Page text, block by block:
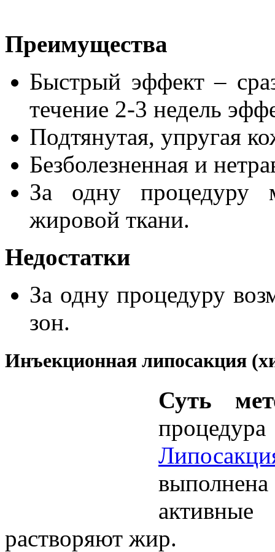
Преимущества
Быстрый эффект –
течение 2-3 недель
Подтянутая, упругая
Безболезненная и
За одну процедуру
жировой ткани.
Недостатки
За одну процедуру
зон.
Инъекционная липосакция
Суть
растворяют жир.